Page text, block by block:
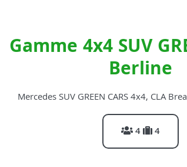
Gamme 4x4 SUV
Berline
Mercedes SUV GREEN CARS 4x4, CLA
4 4